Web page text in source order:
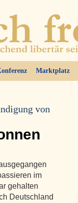
Marktplatz
von
im
gehalten
Deutschland